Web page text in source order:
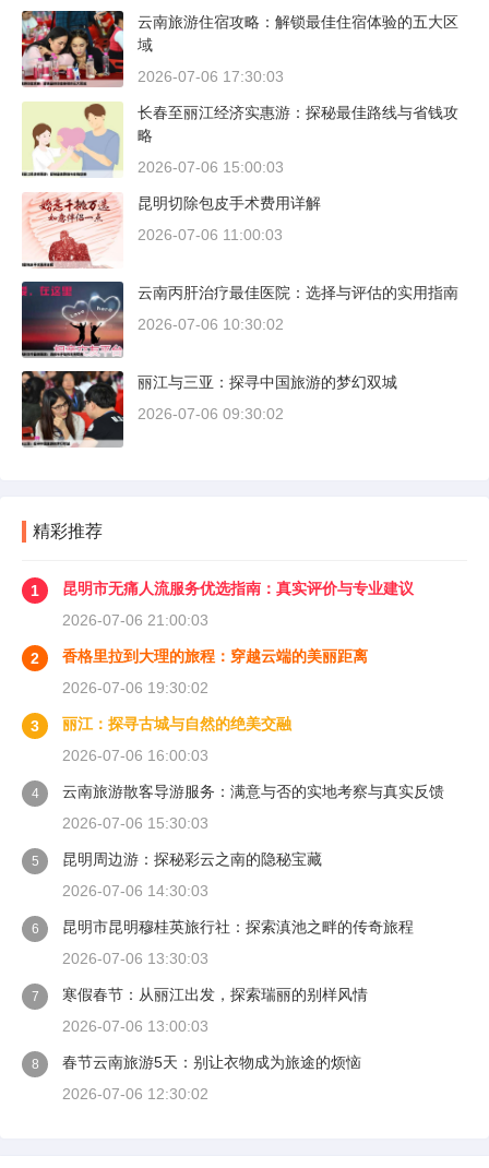
云南旅游住宿攻略：解锁最佳住宿体验的五大区
域
2026-07-06 17:30:03
长春至丽江经济实惠游：探秘最佳路线与省钱攻
略
2026-07-06 15:00:03
昆明切除包皮手术费用详解
2026-07-06 11:00:03
云南丙肝治疗最佳医院：选择与评估的实用指南
2026-07-06 10:30:02
丽江与三亚：探寻中国旅游的梦幻双城
2026-07-06 09:30:02
精彩推荐
1
昆明市无痛人流服务优选指南：真实评价与专业建议
2026-07-06 21:00:03
2
香格里拉到大理的旅程：穿越云端的美丽距离
2026-07-06 19:30:02
3
丽江：探寻古城与自然的绝美交融
2026-07-06 16:00:03
4
云南旅游散客导游服务：满意与否的实地考察与真实反馈
2026-07-06 15:30:03
5
昆明周边游：探秘彩云之南的隐秘宝藏
2026-07-06 14:30:03
6
昆明市昆明穆桂英旅行社：探索滇池之畔的传奇旅程
2026-07-06 13:30:03
7
寒假春节：从丽江出发，探索瑞丽的别样风情
2026-07-06 13:00:03
8
春节云南旅游5天：别让衣物成为旅途的烦恼
2026-07-06 12:30:02